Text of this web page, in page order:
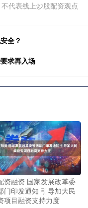
代表线上炒股配资观点
全？
求再入场
资融资 国家发展改革委
门印发通知 引导加大民
项目融资支持力度